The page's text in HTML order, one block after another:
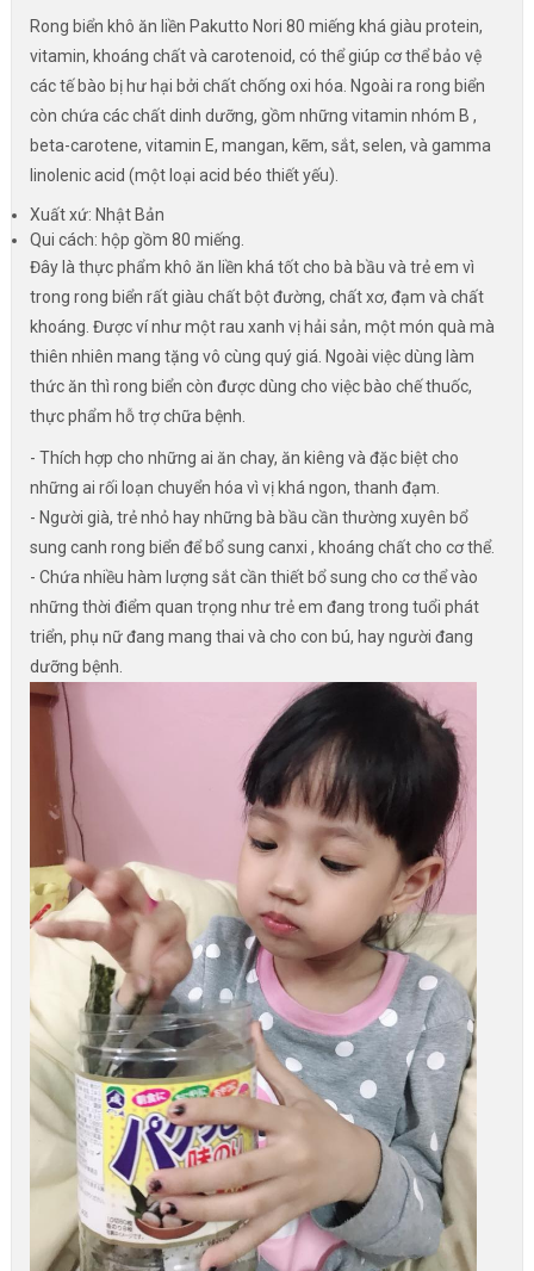
Rong biển khô ăn liền Pakutto Nori 80 miếng khá giàu protein,
vitamin, khoáng chất và carotenoid, có thể giúp cơ thể bảo vệ
các tế bào bị hư hại bởi chất chống oxi hóa. Ngoài ra rong biển
còn chứa các chất dinh dưỡng, gồm những vitamin nhóm B ,
beta-carotene, vitamin E, mangan, kẽm, sắt, selen, và gamma
linolenic acid (một loại acid béo thiết yếu).
Xuất xứ: Nhật Bản
Qui cách: hộp gồm 80 miếng.
Đây là thực phẩm khô ăn liền khá tốt cho bà bầu và trẻ em vì
trong rong biển rất giàu chất bột đường, chất xơ, đạm và chất
khoáng. Được ví như một rau xanh vị hải sản, một món quà mà
thiên nhiên mang tặng vô cùng quý giá. Ngoài việc dùng làm
thức ăn thì rong biển còn được dùng cho việc bào chế thuốc,
thực phẩm hỗ trợ chữa bệnh.
- Thích hợp cho những ai ăn chay, ăn kiêng và đặc biệt cho
những ai rối loạn chuyển hóa vì vị khá ngon, thanh đạm.
- Người già, trẻ nhỏ hay những bà bầu cần thường xuyên bổ
sung canh rong biển để bổ sung canxi , khoáng chất cho cơ thể.
- Chứa nhiều hàm lượng sắt cần thiết bổ sung cho cơ thể vào
những thời điểm quan trọng như trẻ em đang trong tuổi phát
triển, phụ nữ đang mang thai và cho con bú, hay người đang
dưỡng bệnh.